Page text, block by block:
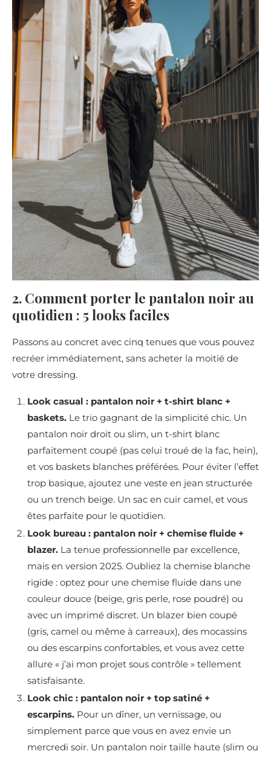
2. Comment porter le pantalon noir au
quotidien : 5 looks faciles
Passons au concret avec cinq tenues que vous pouvez
recréer immédiatement, sans acheter la moitié de
votre dressing.
Look casual : pantalon noir + t-shirt blanc +
baskets. Le trio gagnant de la simplicité chic. Un
pantalon noir droit ou slim, un t-shirt blanc
parfaitement coupé (pas celui troué de la fac, hein),
et vos baskets blanches préférées. Pour éviter l’effet
trop basique, ajoutez une veste en jean structurée
ou un trench beige. Un sac en cuir camel, et vous
êtes parfaite pour le quotidien.
Look bureau : pantalon noir + chemise fluide +
blazer. La tenue professionnelle par excellence,
mais en version 2025. Oubliez la chemise blanche
rigide : optez pour une chemise fluide dans une
couleur douce (beige, gris perle, rose poudré) ou
avec un imprimé discret. Un blazer bien coupé
(gris, camel ou même à carreaux), des mocassins
ou des escarpins confortables, et vous avez cette
allure « j’ai mon projet sous contrôle » tellement
satisfaisante.
Look chic : pantalon noir + top satiné +
escarpins. Pour un dîner, un vernissage, ou
simplement parce que vous en avez envie un
mercredi soir. Un pantalon noir taille haute (slim ou